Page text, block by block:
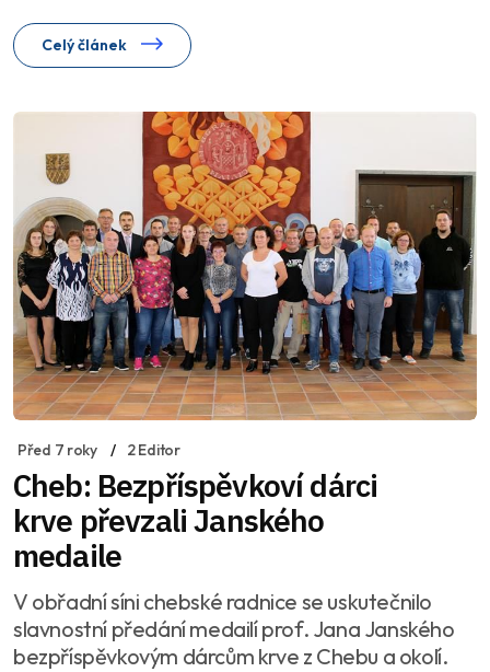
Celý článek
Před 7 roky 2 Editor
Cheb: Bezpříspěvkoví dárci
krve převzali Janského
medaile
V obřadní síni chebské radnice se uskutečnilo
slavnostní předání medailí prof. Jana Janského
bezpříspěvkovým dárcům krve z Chebu a okolí.